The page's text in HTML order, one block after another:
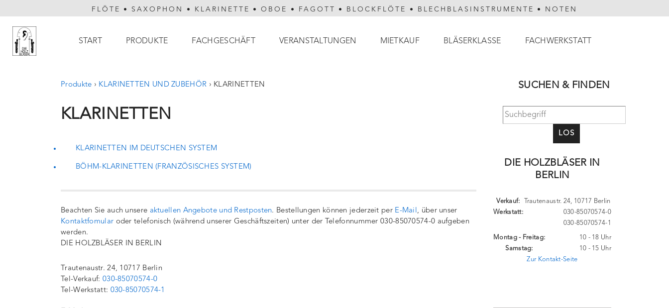
FLÖTE • SAXOPHON • KLARINETTE •OBOE • FAGOTT • BLOCKFLÖTE • BLECHBLASINSTRUMENTE • NOTEN
Hauptnavigation
START PRODUKTE FACHGESCHÄFT VERANSTALTUNGEN MIETKAUF BLÄSERKLASSE FACHWERKSTATT
Produkte › KLARINETTEN UND ZUBEHÖR › KLARINETTEN
KLARINETTEN
KLARINETTEN IM DEUTSCHEN SYSTEM
BÖHM-KLARINETTEN (FRANZÖSISCHES SYSTEM)
Beachten Sie auch unsere aktuellen Angebote und Restposten. Bestellungen können jederzeit per E-Mail, über unser
Kontaktfomular oder telefonisch (während unserer Geschäftszeiten) unter der Telefonnummer 030-85070574-0 aufgeben
werden.
DIE HOLZBLÄSER IN BERLIN
Trautenaustr. 24, 10717 Berlin
Tel-Verkauf: 030-85070574-0
Tel-Werkstatt: 030-85070574-1
SUCHEN & FINDEN
LOS
DIE HOLZBLÄSER IN
BERLIN
Trautenaustr. 24, 10717 Berlin
Verkauf:
Werkstatt:
030-85070574-0
030-85070574-1
Montag - Freitag:
Samstag:
10 - 18 Uhr
10 - 15 Uhr
Zur Kontakt-Seite